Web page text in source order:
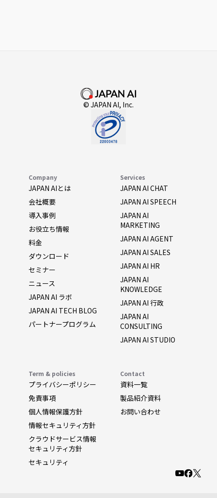
© JAPAN AI, Inc.
Company
JAPAN AIとは
会社概要
導入事例
お役立ち情報
料金
ダウンロード
セミナー
ニュース
JAPAN AI ラボ
JAPAN AI TECH BLOG
パートナープログラム
Services
JAPAN AI CHAT
JAPAN AI SPEECH
JAPAN AI
MARKETING
JAPAN AI AGENT
JAPAN AI SALES
JAPAN AI HR
JAPAN AI
KNOWLEDGE
JAPAN AI 行政
JAPAN AI
CONSULTING
JAPAN AI STUDIO
Term & policies
プライバシーポリシー
免責事項
個人情報保護方針
情報セキュリティ方針
クラウドサービス情報
セキュリティ方針
セキュリティ
Contact
資料一覧
製品紹介資料
お問い合わせ